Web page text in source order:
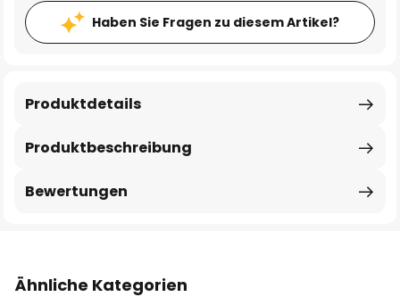
Haben Sie Fragen zu diesem Artikel?
Produktbeschreibung
Produktdetails
Bewertungen
Ähnliche Kategorien